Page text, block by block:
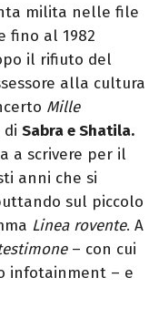
milita nelle file
fino al 1982
il rifiuto del
alla cultura
Mille
Sabra e Shatila.
a scrivere per il
anni che si
sul piccolo
Linea rovente. A
– con cui
infotainment – e